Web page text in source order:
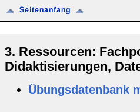
3. Ressourcen:
Didaktisierungen,
Übungsdatenbank